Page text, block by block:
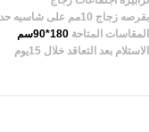
بقرصه زجاج 10مم على شاسيه حديد
المقاسات المتاحة 180*90سم
الاستلام بعد التعاقد خلال 15يوم